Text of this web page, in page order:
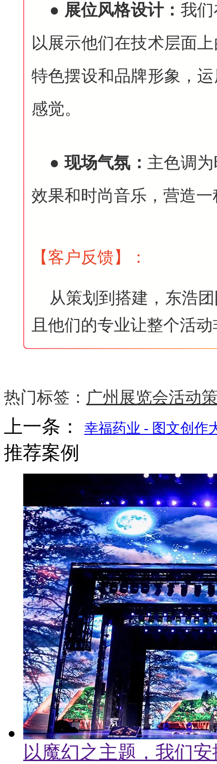
● 展位风格设计： 我
以展示他们在技术层面
特色摆设和品牌形象，
感觉。
●现场气氛： 主色调
效果和时尚音乐，营造
【客户反馈】 ：
从策划到搭建，东浩
且他们的专业让整个活
热门标签： 广州展览会活动
上一条： 幸福药业 - 图文创作
推荐案例
以魔幻之主题，我们